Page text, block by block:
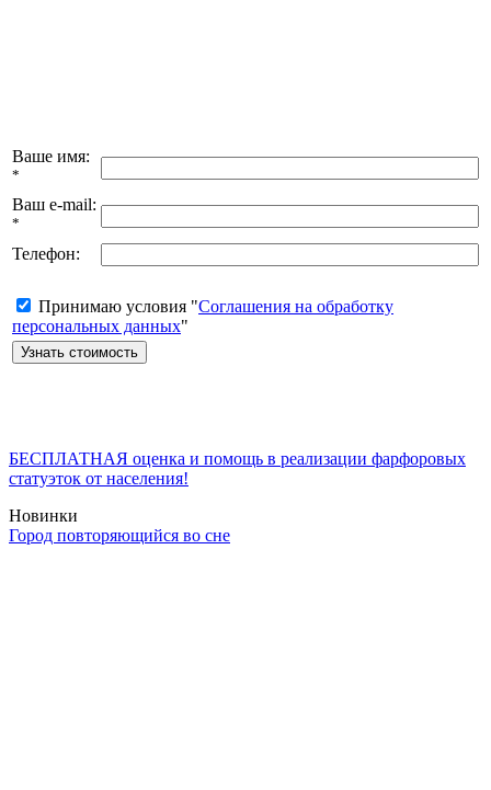
Ваше имя:
*
Ваш e-mail:
*
Телефон:
Принимаю условия "Соглашения на обработку
персональных данных"
БЕСПЛАТНАЯ оценка и помощь в реализации фарфоровых
статуэток от населения!
Новинки
Город повторяющийся во сне